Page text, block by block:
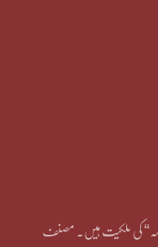
کی ملکیت ہیں۔ مصنف